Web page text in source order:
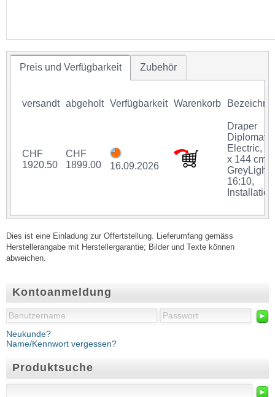
Kontoanmeldung
►
Neukunde?
Name/Kennwort vergessen?
Produktsuche
►
Preis und Verfügbarkeit Zubehör
versandt abgeholt Verfügbarkeit Warenkorb
CHF
1920.50
CHF
1899.00
16.09.2026
Draper
Diplomat
Electric,
x 144 cm,
GreyLight,
16:10,
Installation
Dies ist eine Einladung zur Offertstellung. Lieferumfang gemäss
Herstellerangabe mit Herstellergarantie; Bilder und Texte können
abweichen.